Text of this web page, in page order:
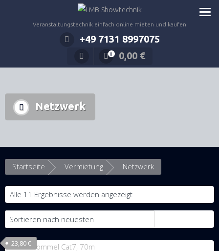
Veranstaltungstechnik einfach online mieten und kaufen
+49 7131 8997075
0 0,00 €
Netzwerk
Startseite Vermietung Netzwerk
Alle 11 Ergebnisse werden angezeigtNach
neuesten
23,80€